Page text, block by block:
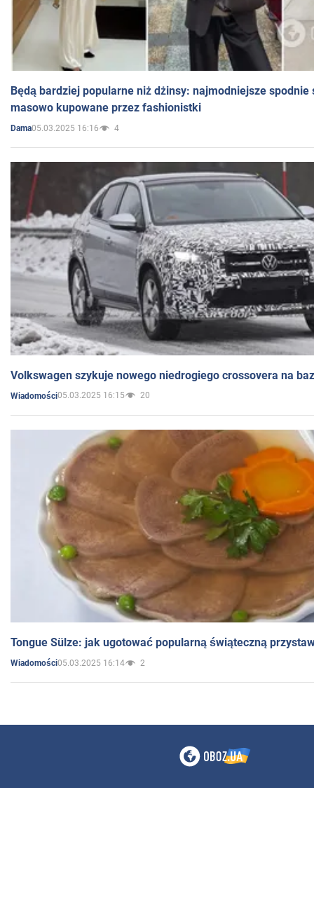
Będą bardziej popularne niż dżinsy: najmodniejsze spodnie
masowo kupowane przez fashionistki
Dama05.03.2025 16:16 4
Volkswagen szykuje nowego niedrogiego crossovera na
Wiadomości05.03.2025 16:15 20
Tongue Sülze: jak ugotować popularną świąteczną
Wiadomości05.03.2025 16:14 2